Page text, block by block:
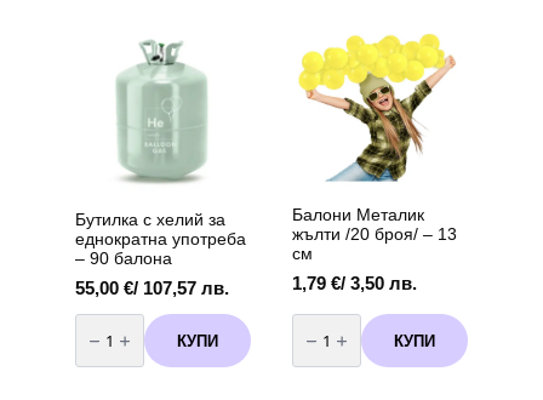
см
Бутилка с хелий за
еднократна употреба
– 90 балона
55,00 €/ 107,57 лв.
количество
за
Бутилка
с
КУПИ
Балони Металик
жълти /20 броя/ – 13
см
1,79 €/ 3,50 лв.
количество
за
Балони
Металик
КУПИ